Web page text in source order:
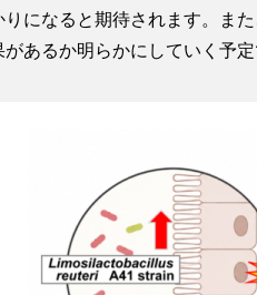
になると期待されます。ま
あるか明らかにしていく予定